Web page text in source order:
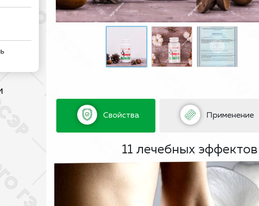
Свойства Применение
11 лечебных